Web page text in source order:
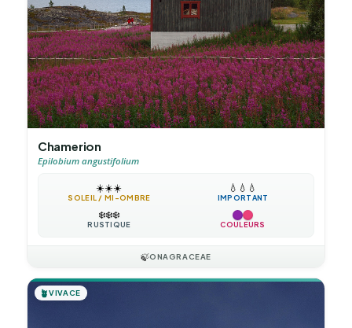
Chamerion
Epilobium angustifolium
☀️☀️☀️
SOLEIL / MI-OMBRE
💧 💧 💧
IMPORTANT
❄️❄️❄️
RUSTIQUE COULEURS
🍃ONAGRACEAE
🪴VIVACE